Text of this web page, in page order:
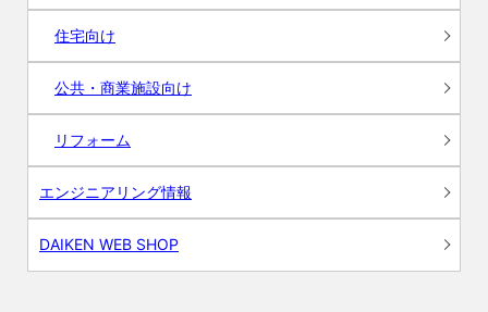
住宅向け
公共・商業施設向け
リフォーム
エンジニアリング情報
DAIKEN WEB SHOP